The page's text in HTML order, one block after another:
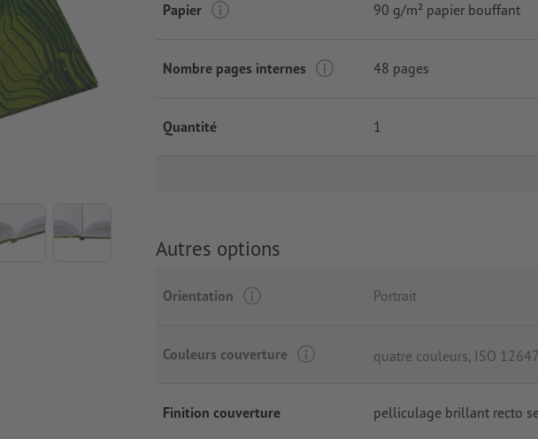
Papier 90 g/m² papier bouffant
Nombre pages internes 48 pages
Quantité 1
Autres options
Orientation Portrait
Couleurs couverture quatre couleurs, ISO
Finition couverture pelliculage brillant recto